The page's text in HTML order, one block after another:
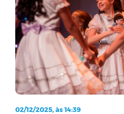
02/12/2025, às 14:39